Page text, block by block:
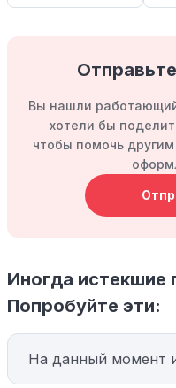
Вы нашли
хотели бы
чтобы помочь
Иногда
Попробуйте эти:
На данный момент